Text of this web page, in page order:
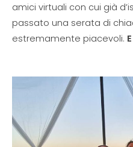
amici virtuali con cui già
passato una serata di
estremamente piacevoli.